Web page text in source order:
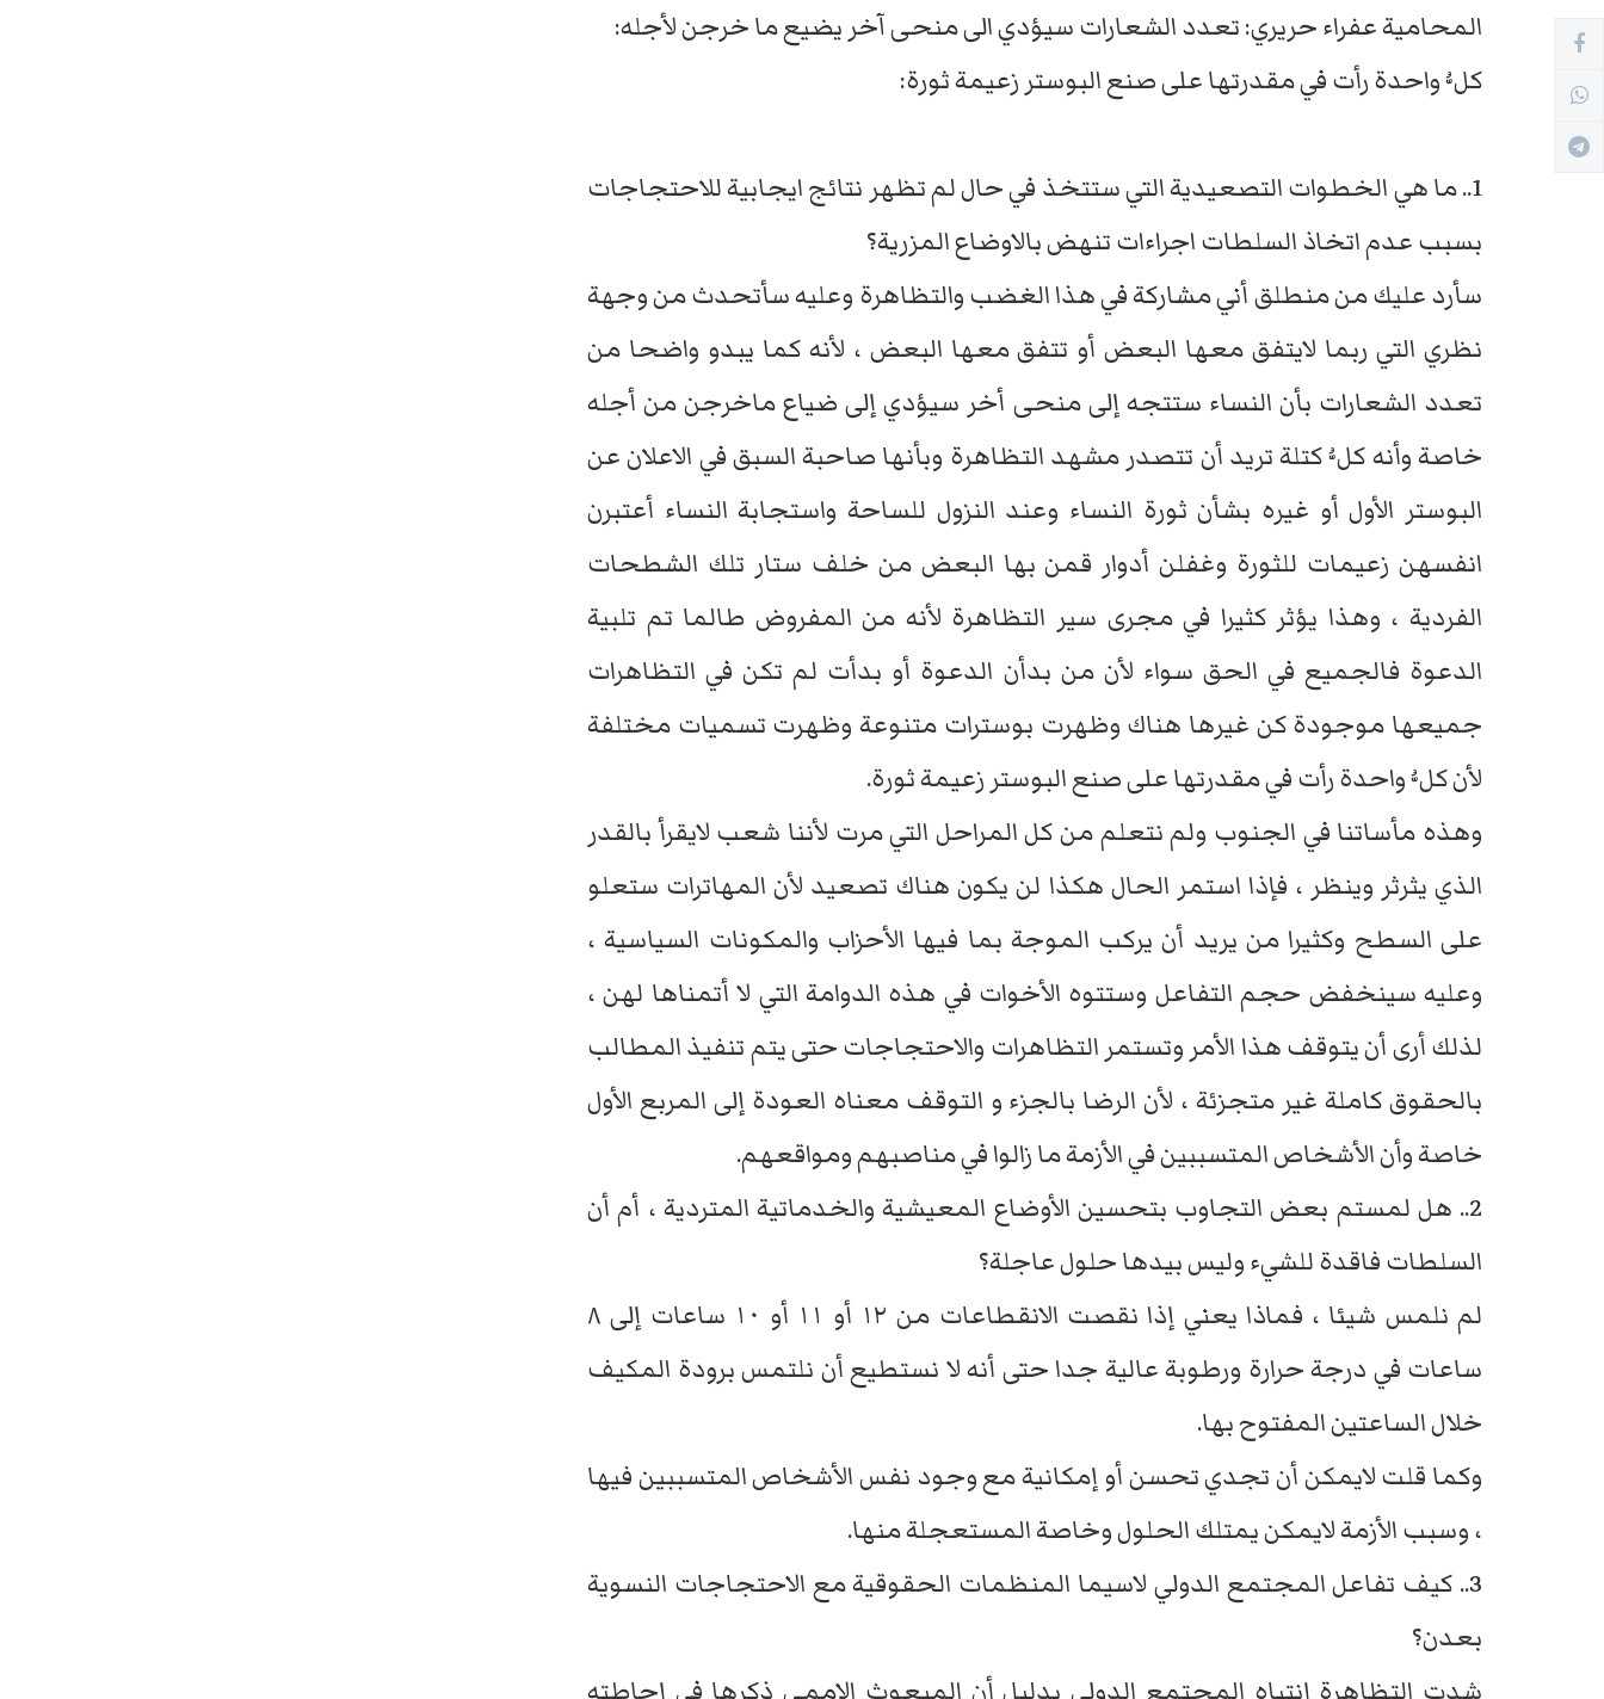
المحامية عفراء حريري: تعدد الشعارات سيؤدي الى منحى آخر يضيع ما خرجن لأجله:
كلُّ واحدة رأت في مقدرتها على صنع البوستر زعيمة ثورة:
1.. ما هي الخطوات التصعيدية التي ستتخذ في حال لم تظهر نتائج ايجابية للاحتجاجات
بسبب عدم اتخاذ السلطات اجراءات تنهض بالاوضاع المزرية؟
سأرد عليك من منطلق أني مشاركة في هذا الغضب والتظاهرة وعليه سأتحدث من وجهة
نظري التي ربما لايتفق معها البعض أو تتفق معها البعض ، لأنه كما يبدو واضحا من
تعدد الشعارات بأن النساء ستتجه إلى منحى أخر سيؤدي إلى ضياع ماخرجن من أجله
خاصة وأنه كلُّ كتلة تريد أن تتصدر مشهد التظاهرة وبأنها صاحبة السبق في الاعلان عن
البوستر الأول أو غيره بشأن ثورة النساء وعند النزول للساحة واستجابة النساء أعتبرن
انفسهن زعيمات للثورة وغفلن أدوار قمن بها البعض من خلف ستار تلك الشطحات
الفردية ، وهذا يؤثر كثيرا في مجرى سير التظاهرة لأنه من المفروض طالما تم تلبية
الدعوة فالجميع في الحق سواء لأن من بدأن الدعوة أو بدأت لم تكن في التظاهرات
جميعها موجودة كن غيرها هناك وظهرت بوسترات متنوعة وظهرت تسميات مختلفة
لأن كلُّ واحدة رأت في مقدرتها على صنع البوستر زعيمة ثورة.
وهذه مأساتنا في الجنوب ولم نتعلم من كل المراحل التي مرت لأننا شعب لايقرأ بالقدر
الذي يثرثر وينظر ، فإذا استمر الحال هكذا لن يكون هناك تصعيد لأن المهاترات ستعلو
على السطح وكثيرا من يريد أن يركب الموجة بما فيها الأحزاب والمكونات السياسية ،
وعليه سينخفض حجم التفاعل وستتوه الأخوات في هذه الدوامة التي لا أتمناها لهن ،
لذلك أرى أن يتوقف هذا الأمر وتستمر التظاهرات والاحتجاجات حتى يتم تنفيذ المطالب
بالحقوق كاملة غير متجزئة ، لأن الرضا بالجزء و التوقف معناه العودة إلى المربع الأول
خاصة وأن الأشخاص المتسببين في الأزمة ما زالوا في مناصبهم ومواقعهم.
2.. هل لمستم بعض التجاوب بتحسين الأوضاع المعيشية والخدماتية المتردية ، أم أن
السلطات فاقدة للشيء وليس بيدها حلول عاجلة؟
لم نلمس شيئا ، فماذا يعني إذا نقصت الانقطاعات من ١٢ أو ١١ أو ١٠ ساعات إلى ٨
ساعات في درجة حرارة ورطوبة عالية جدا حتى أنه لا نستطيع أن نلتمس برودة المكيف
خلال الساعتين المفتوح بها.
وكما قلت لايمكن أن تجدي تحسن أو إمكانية مع وجود نفس الأشخاص المتسببين فيها
، وسبب الأزمة لايمكن يمتلك الحلول وخاصة المستعجلة منها.
3.. كيف تفاعل المجتمع الدولي لاسيما المنظمات الحقوقية مع الاحتجاجات النسوية
بعدن؟